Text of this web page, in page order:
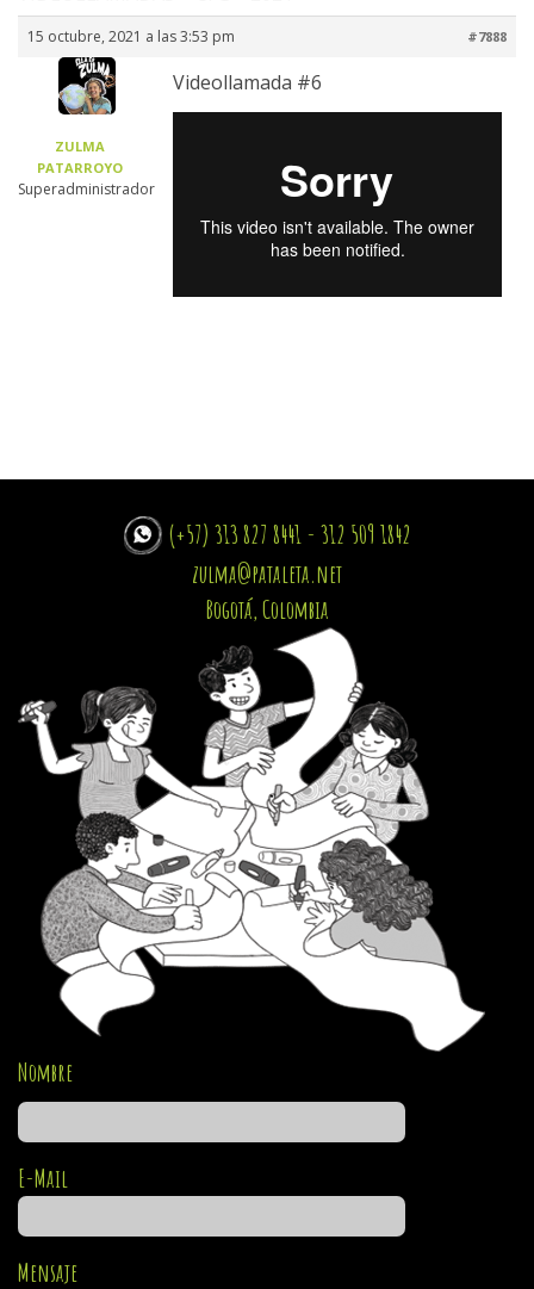
15 octubre, 2021 a las 3:53 pm #7888
ZULMA
PATARROYO
Superadministrador
Videollamada #6
(+57) 313 827 8441 - 312 509 1842
zulma@pataleta.net
Bogotá, Colombia
Nombre
E-Mail
Mensaje